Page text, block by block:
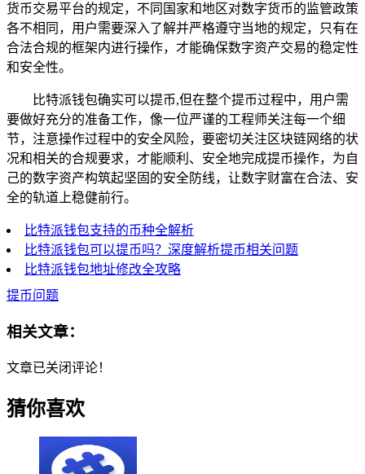
货币交易平台的规定，不同国家和地区对数字货币的监管政策
各不相同，用户需要深入了解并严格遵守当地的规定，只有在
合法合规的框架内进行操作，才能确保数字资产交易的稳定性
和安全性。
比特派钱包确实可以提币,但在整个提币过程中，用户需
要做好充分的准备工作，像一位严谨的工程师关注每一个细
节，注意操作过程中的安全风险，要密切关注区块链网络的状
况和相关的合规要求，才能顺利、安全地完成提币操作，为自
己的数字资产构筑起坚固的安全防线，让数字财富在合法、安
全的轨道上稳健前行。
比特派钱包支持的币种全解析
比特派钱包可以提币吗？深度解析提币相关问题
比特派钱包地址修改全攻略
提币问题
相关文章：
文章已关闭评论！
猜你喜欢